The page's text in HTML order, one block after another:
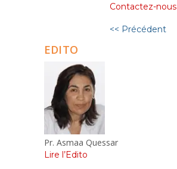
Contactez-nous
<< Précédent
EDITO
Pr. Asmaa Quessar
Lire l’Edito